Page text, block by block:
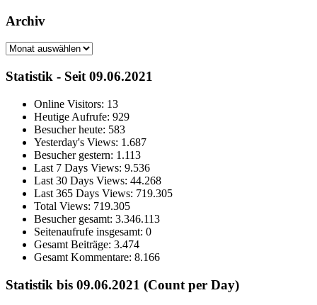
Archiv
Archiv
Statistik - Seit 09.06.2021
Online Visitors: 13
Heutige Aufrufe: 929
Besucher heute: 583
Yesterday's Views: 1.687
Besucher gestern: 1.113
Last 7 Days Views: 9.536
Last 30 Days Views: 44.268
Last 365 Days Views: 719.305
Total Views: 719.305
Besucher gesamt: 3.346.113
Seitenaufrufe insgesamt: 0
Gesamt Beiträge: 3.474
Gesamt Kommentare: 8.166
Statistik bis 09.06.2021 (Count per Day)